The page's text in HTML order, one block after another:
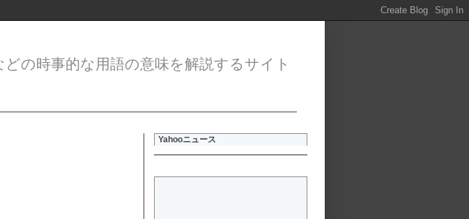
の時事的な用語の意味を解説するサイト
Yahooニュース